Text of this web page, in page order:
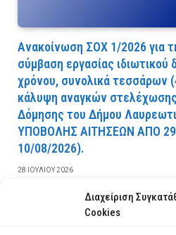
Διαχείριση
Cookies
Ανακοίνωση ΣΟΧ 1/2026 για
σύμβαση εργασίας ιδιωτικού
χρόνου, συνολικά τεσσάρων
κάλυψη αναγκών
Δόμησης του Δήμου
YΠOBOΛHΣ AITHΣEΩN AΠO
10/08/2026).
28 ΙΟΥΛΊΟΥ 2026
ΔΙΑΒΆΣΤΕ ΠΕΡΙΣΣΌΤΕΡΑ